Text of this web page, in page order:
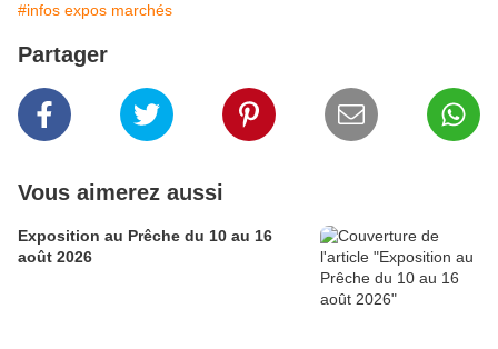
#infos expos marchés
Partager
Vous aimerez aussi
Exposition au Prêche du 10 au 16
août 2026